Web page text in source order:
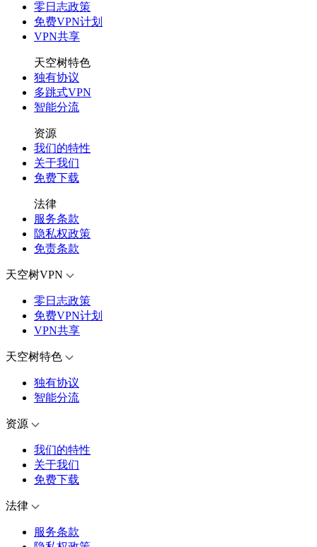
零日志政策
免费VPN计划
VPN共享
天空树特色
独有协议
多跳式VPN
智能分流
资源
我们的特性
关于我们
免费下载
法律
服务条款
隐私权政策
免责条款
天空树VPN
零日志政策
免费VPN计划
VPN共享
天空树特色
独有协议
智能分流
资源
我们的特性
关于我们
免费下载
法律
服务条款